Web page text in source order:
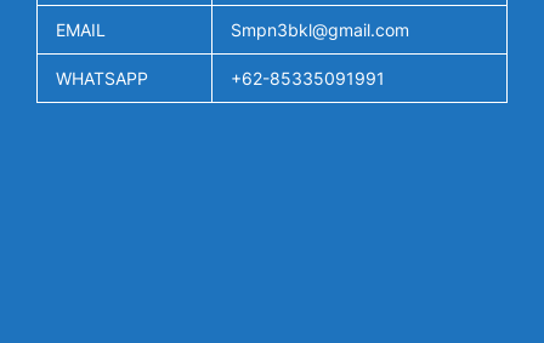
EMAIL Smpn3bkl@gmail.com
WHATSAPP +62-85335091991